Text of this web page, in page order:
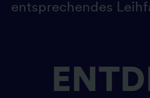
entsprechendes